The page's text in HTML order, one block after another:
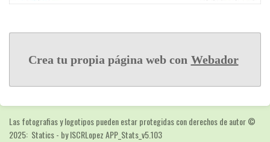
Crea tu propia página web con Webador
Las fotografias y logotipos pueden estar protegidas con derechos de autor©
2025: Statics - by ISCRLopez APP_Stats_v5.103